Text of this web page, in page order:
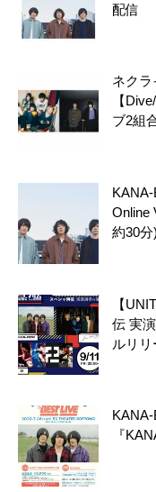
配信
ネクラ
【
ブ2組
Online
約30分)
【
伝 実
ルリリ
『